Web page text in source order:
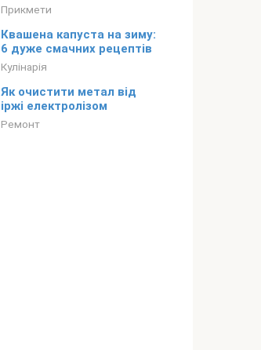
Прикмети
Квашена капуста на зиму:
6 дуже смачних рецептів
Кулінарія
Як очистити метал від
іржі електролізом
Ремонт